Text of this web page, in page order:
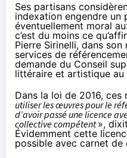
Ses partisans
indexation engendre un
éventuellement moral
c’est du moins ce
Pierre Sirinelli, dans son
services de
demande du Conseil
littéraire et artistique au
Dans la loi de 2016,
utiliser les œuvres pour le
d’avoir passé une licence
collective compétent»,
Évidemment cette
possible avec carnet de